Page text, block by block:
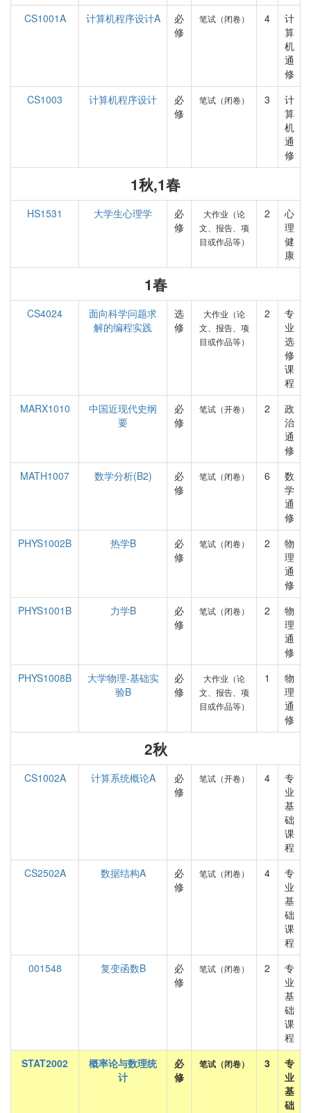
CS1001A
计算机程序设计A
必
修
笔试（闭卷） 4
计
算
机
通
修
CS1003
计算机程序设计
必
修
笔试（闭卷） 3
计
算
机
通
修
1秋,1春
HS1531 大学生心理学
必
修
大作业（论
文、报告、项
目或作品等）
2
心
理
健
康
1春
CS4024
面向科学问题求
解的编程实践
选
修
大作业（论
文、报告、项
目或作品等）
2
专
业
选
修
课
程
MARX1010
中国近现代史纲
要
必
修
笔试（开卷） 2
政
治
通
修
MATH1007
数学分析(B2)
必
修
笔试（闭卷） 6
数
学
通
修
PHYS1002B
热学B
必
修
笔试（闭卷） 2
物
理
通
修
PHYS1001B
力学B
必
修
笔试（闭卷） 2
物
理
通
修
PHYS1008B
大学物理-基础实
验B
必
修
大作业（论
文、报告、项
目或作品等）
1
物
理
通
修
2秋
CS1002A 计算系统概论A
必
修
笔试（开卷） 4
专
业
基
础
课
程
CS2502A
数据结构A
必
修
笔试（闭卷） 4
专
业
基
础
课
程
001548
复变函数B
必
修
笔试（闭卷） 2
专
业
基
础
课
程
STAT2002
概率论与数理统
计
必
修
笔试（闭卷） 3
专
业
基
础